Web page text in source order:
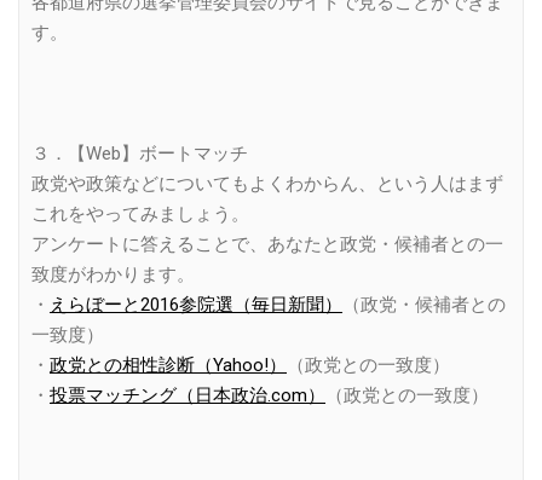
す。
３．【Web】ボートマッチ
政党や政策などについてもよくわからん、という人はまず
これをやってみましょう。
アンケートに答えることで、あなたと政党・候補者との一
致度がわかります。
・ えらぼーと2016参院選（毎日新聞）
（政党・候補者との
一致度）
・ 政党との相性診断（Yahoo!）
（政党との一致度）
・ 投票マッチング（日本政治.com） （政党との一致度）